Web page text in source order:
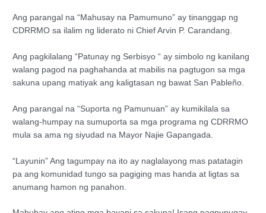
Ang parangal na “Mahusay na Pamumuno” ay tinanggap ng
CDRRMO sa ilalim ng liderato ni Chief Arvin P. Carandang.
Ang pagkilalang “Patunay ng Serbisyo “ ay simbolo ng kanilang
walang pagod na paghahanda at mabilis na pagtugon sa mga
sakuna upang matiyak ang kaligtasan ng bawat San Pableño.
Ang parangal na “Suporta ng Pamunuan” ay kumikilala sa
walang-humpay na sumuporta sa mga programa ng CDRRMO
mula sa ama ng siyudad na Mayor Najie Gapangada.
“Layunin” Ang tagumpay na ito ay naglalayong mas patatagin
pa ang komunidad tungo sa pagiging mas handa at ligtas sa
anumang hamon ng panahon.